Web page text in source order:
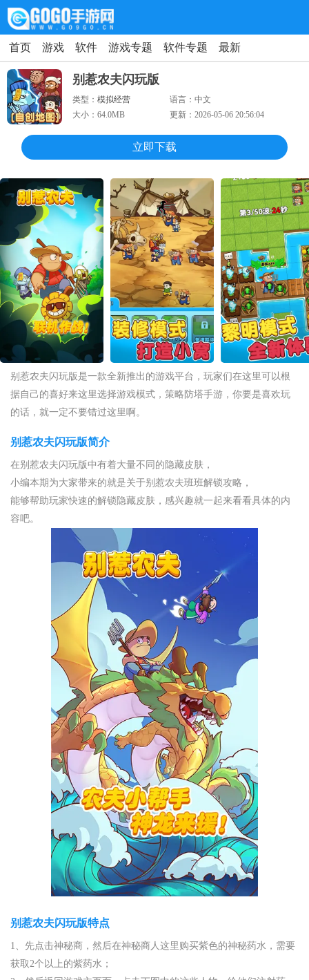
首页 游戏 软件 游戏专题 软件专题 最新
别惹农夫闪玩版
类型： 模拟经营 语言：中文
大小： 64.0MB 更新：2026-05-06 20:56:04
立即下载
别惹农夫闪玩版是一款全新推出的游戏平台，玩家们在这里可以根
据自己的喜好来这里选择游戏模式，策略防塔手游，你要是喜欢玩
的话，就一定不要错过这里啊。
别惹农夫闪玩版简介
在别惹农夫闪玩版中有着大量不同的隐藏皮肤，
小编本期为大家带来的就是关于别惹农夫班班解锁攻略，
能够帮助玩家快速的解锁隐藏皮肤，感兴趣就一起来看看具体的内
容吧。
别惹农夫闪玩版特点
1、先点击神秘商，然后在神秘商人这里购买紫色的神秘药水，需要
获取2个以上的紫药水；